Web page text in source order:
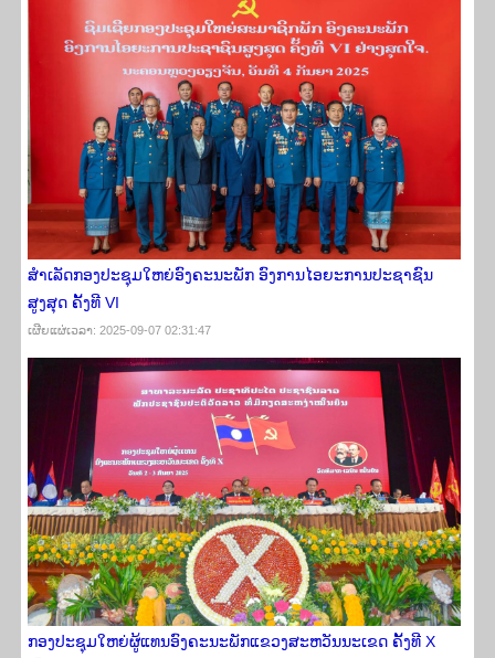
ສຳເລັດກອງປະຊຸມໃຫຍ່ອົງຄະນະພັກ ອົງການໄອຍະການປະຊາຊົນ
ສູງສຸດ ຄັ້ງທີ VI
ເຜີຍ​ແຜ່​ເວ​ລາ: 2025-09-07 02:31:47
ກອງປະຊຸມໃຫຍ່ຜູ້ແທນອົງຄະນະພັກແຂວງສະຫວັນນະເຂດ ຄັ້ງທີ X